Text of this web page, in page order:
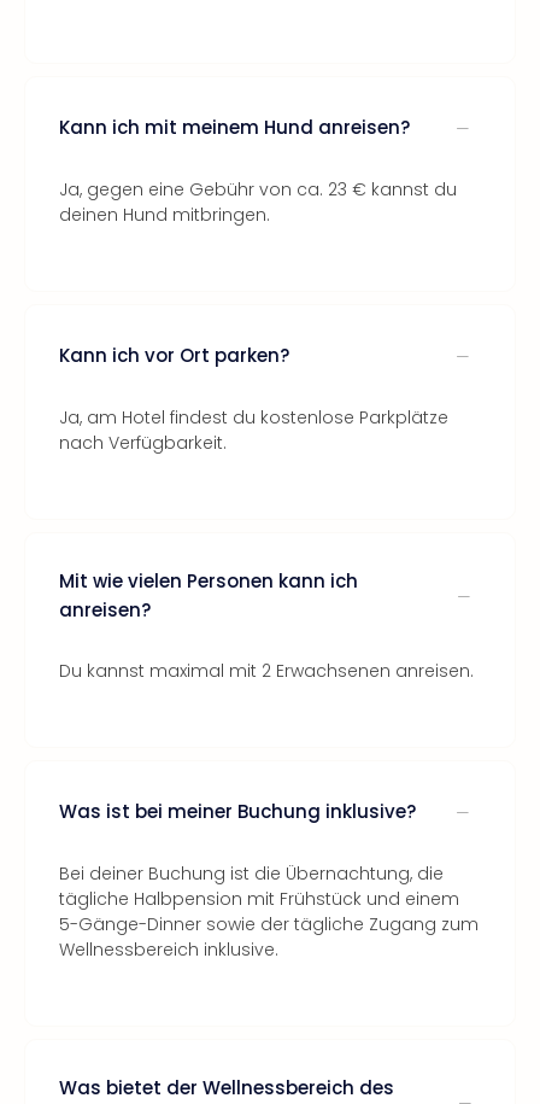
Kann ich mit meinem Hund anreisen?
Ja, gegen eine Gebühr von ca. 23 € kannst du
deinen Hund mitbringen.
Kann ich vor Ort parken?
Ja, am Hotel findest du kostenlose Parkplätze
nach Verfügbarkeit.
Mit wie vielen Personen kann ich
anreisen?
Du kannst maximal mit 2 Erwachsenen anreisen.
Was ist bei meiner Buchung inklusive?
Bei deiner Buchung ist die Übernachtung, die
tägliche Halbpension mit Frühstück und einem
5-Gänge-Dinner sowie der tägliche Zugang zum
Wellnessbereich inklusive.
Was bietet der Wellnessbereich des